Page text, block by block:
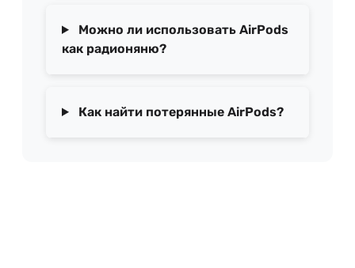
Можно ли использовать AirPods
как радионяню?
Как найти потерянные AirPods?